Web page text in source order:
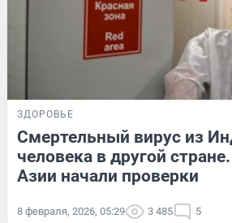
ЗДОРОВЬЕ
Смертельный вирус из
человека в другой
Азии начали проверки
8 февраля, 2026, 05:29 3 485 5